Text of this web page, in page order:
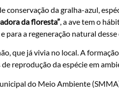
conservação da gralha-azul,
da floresta” , a ave tem o
a regeneração natural desse
que já vivia no local. A
reprodução da espécie em
do Meio Ambiente